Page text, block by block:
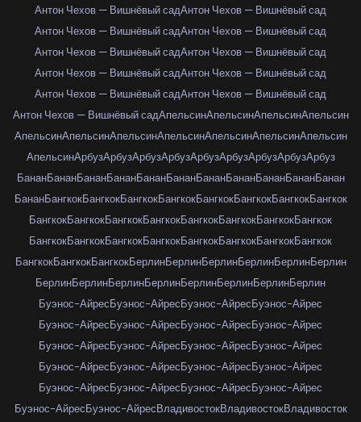
Антон Чехов — Вишнёвый садАнтон Чехов — Вишнёвый сад
Антон Чехов — Вишнёвый садАнтон Чехов — Вишнёвый сад
Антон Чехов — Вишнёвый садАнтон Чехов — Вишнёвый сад
Антон Чехов — Вишнёвый садАнтон Чехов — Вишнёвый сад
Антон Чехов — Вишнёвый садАнтон Чехов — Вишнёвый сад
Антон Чехов — Вишнёвый садАпельсинАпельсинАпельсинАпельсин
АпельсинАпельсинАпельсинАпельсинАпельсинАпельсинАпельсин
АпельсинАрбузАрбузАрбузАрбузАрбузАрбузАрбузАрбузАрбуз
БананБананБананБананБананБананБананБананБананБананБанан
БананБангкокБангкокБангкокБангкокБангкокБангкокБангкокБангкок
БангкокБангкокБангкокБангкокБангкокБангкокБангкокБангкок
БангкокБангкокБангкокБангкокБангкокБангкокБангкокБангкок
БангкокБангкокБангкокБерлинБерлинБерлинБерлинБерлинБерлин
БерлинБерлинБерлинБерлинБерлинБерлинБерлинБерлин
Буэнос-АйресБуэнос-АйресБуэнос-АйресБуэнос-Айрес
Буэнос-АйресБуэнос-АйресБуэнос-АйресБуэнос-Айрес
Буэнос-АйресБуэнос-АйресБуэнос-АйресБуэнос-Айрес
Буэнос-АйресБуэнос-АйресБуэнос-АйресБуэнос-Айрес
Буэнос-АйресБуэнос-АйресБуэнос-АйресБуэнос-Айрес
Буэнос-АйресБуэнос-АйресВладивостокВладивостокВладивосток